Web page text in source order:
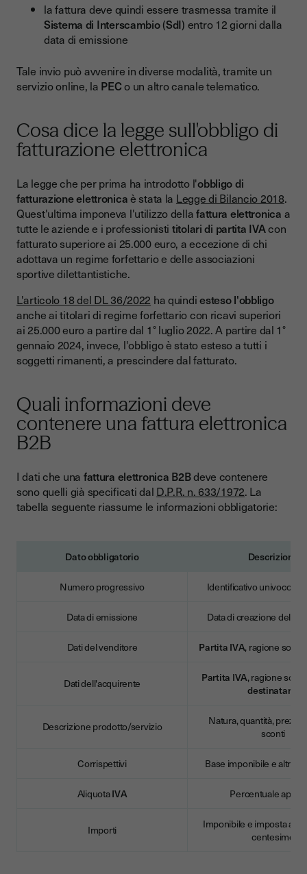
la fattura deve quindi essere trasmessa tramite il
Sistema di Interscambio(SdI) entro 12 giorni dalla
data di emissione
Tale invio può avvenire in diverse modalità, tramite un
servizio online, la PECo un altro canale telematico.
Cosa dice la legge sull'obbligo di
fatturazione elettronica
La legge che per prima ha introdotto l'obbligo di
fatturazione elettronicaè stata la Legge di Bilancio 2018.
Quest'ultima imponeva l'utilizzo dellafattura elettronica a
tutte le aziende e i professionisti titolari di partita IVAcon
fatturato superiore ai 25.000 euro, a eccezione di chi
adottava un regime forfettario e delle associazioni
sportive dilettantistiche.
L'articolo 18 del DL 36/2022 ha quindiesteso l'obbligo
anche ai titolari di regime forfettario con ricavi superiori
ai 25.000 euro a partire dal 1° luglio 2022. A partire dal 1°
gennaio 2024, invece, l'obbligo è stato esteso a tutti i
soggetti rimanenti, a prescindere dal fatturato.
Quali informazioni deve
contenere una fattura elettronica
B2B
I dati che una fattura elettronica B2Bdeve contenere
sono quelli già specificati dal D.P.R. n. 633/1972. La
tabella seguente riassume le informazioni obbligatorie:
Dato obbligatorio Descrizione
Numero progressivo Identificativo univoco
Data di emissione Data di creazione del
Dati del venditore Partita IVA, ragione
Dati dell'acquirente Partita IVA, ragione
destinatario
Descrizione prodotto/servizio
Natura, quantità, prezzo
sconti
Corrispettivi Base imponibile e altri
AliquotaIVA Percentuale
Importi
Imponibile e imposta
centesimo